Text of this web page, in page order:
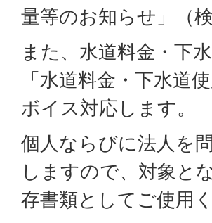
量等のお知らせ」（
また、水道料金・下
「水道料金・下水道
ボイス対応します。
個人ならびに法人を
しますので、対象と
存書類としてご使用